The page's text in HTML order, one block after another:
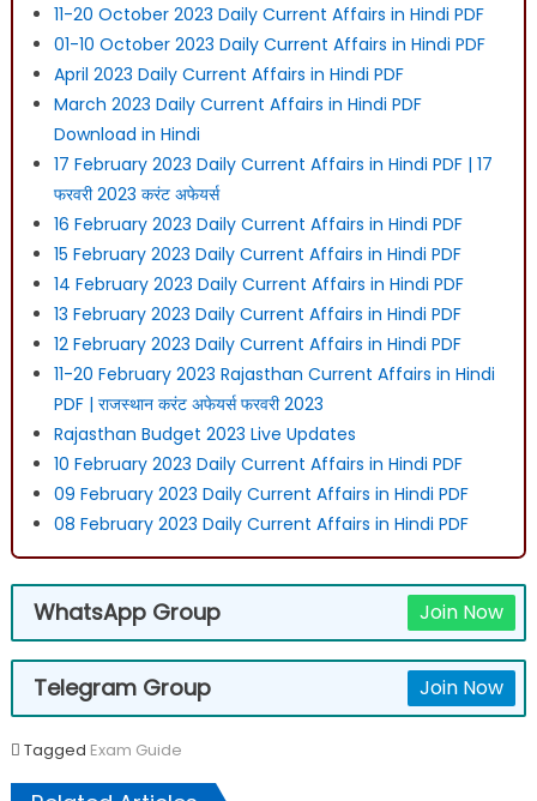
11-20 October 2023 Daily Current Affairs in Hindi PDF
01-10 October 2023 Daily Current Affairs in Hindi PDF
April 2023 Daily Current Affairs in Hindi PDF
March 2023 Daily Current Affairs in Hindi PDF
Download in Hindi
17 February 2023 Daily Current Affairs in Hindi PDF | 17
फरवरी 2023 करंट अफेयर्स
16 February 2023 Daily Current Affairs in Hindi PDF
15 February 2023 Daily Current Affairs in Hindi PDF
14 February 2023 Daily Current Affairs in Hindi PDF
13 February 2023 Daily Current Affairs in Hindi PDF
12 February 2023 Daily Current Affairs in Hindi PDF
11-20 February 2023 Rajasthan Current Affairs in Hindi
PDF | राजस्थान करंट अफेयर्स फरवरी 2023
Rajasthan Budget 2023 Live Updates
10 February 2023 Daily Current Affairs in Hindi PDF
09 February 2023 Daily Current Affairs in Hindi PDF
08 February 2023 Daily Current Affairs in Hindi PDF
WhatsApp Group Join Now
Telegram Group Join Now
Tagged Exam Guide